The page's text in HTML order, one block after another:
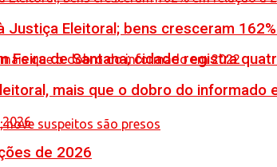
de Santana; cidade registra
Eleitoral; bens cresceram
mais que o dobro do informado
de 2026